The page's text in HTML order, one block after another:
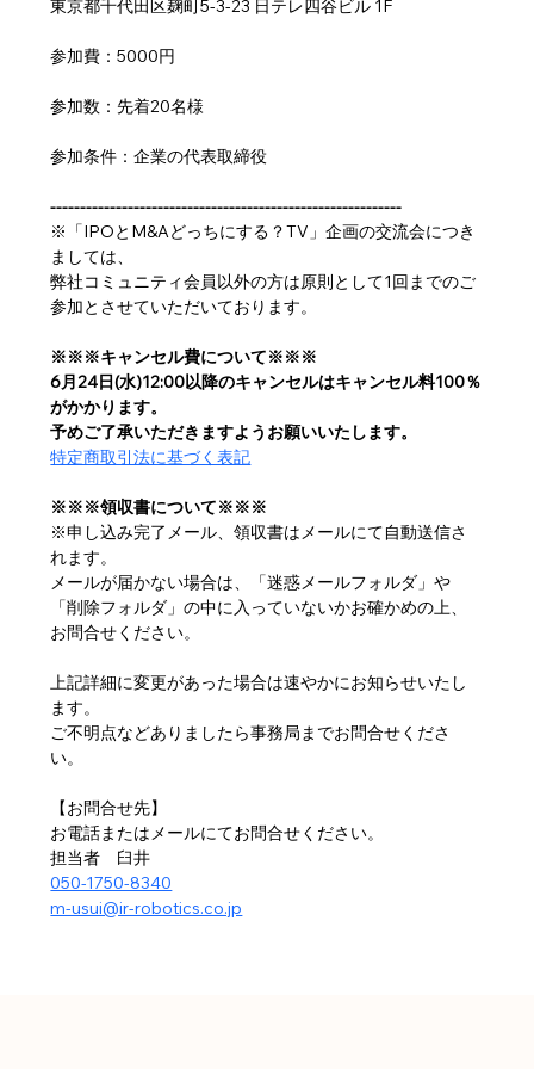
東京都千代田区麹町5-3-23 日テレ四谷ビル 1F
参加費：5000円
参加数：先着20名様
参加条件：企業の代表取締役
-----------------------------------------------------------
※「IPOとM&Aどっちにする？TV」企画の交流会につき
ましては、
弊社コミュニティ会員以外の方は原則として1回までのご
参加とさせていただいております。
※※※キャンセル費について※※※
6月24日(水)12:00以降のキャンセルはキャンセル料100％
がかかります。
予めご了承いただきますようお願いいたします。
特定商取引法に基づく表記
※※※領収書について※※※
※申し込み完了メール、領収書はメールにて自動送信さ
れます。
メールが届かない場合は、「迷惑メールフォルダ」や
「削除フォルダ」の中に入っていないかお確かめの上、
お問合せください。
上記詳細に変更があった場合は速やかにお知らせいたし
ます。
ご不明点などありましたら事務局までお問合せくださ
い。
【お問合せ先】
お電話またはメールにてお問合せください。
担当者　臼井
050-1750-8340
m-usui@ir-robotics.co.jp